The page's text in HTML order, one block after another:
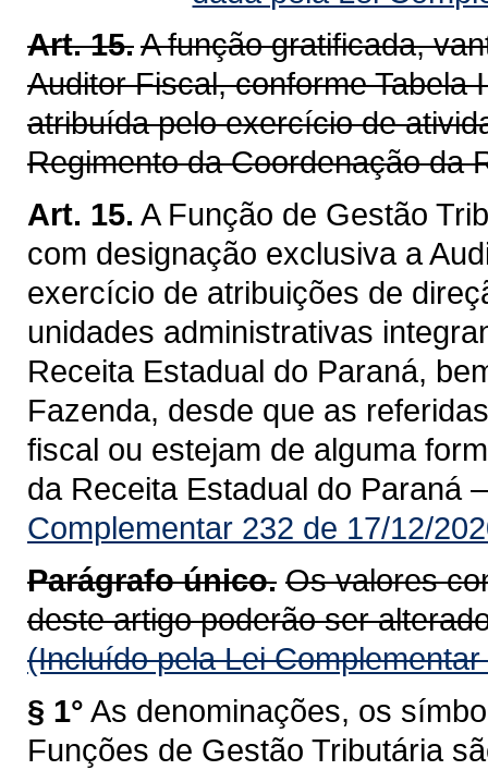
Art. 15.A função gratificada,
Auditor Fiscal, conforme Tabela
atribuída pelo exercício de
Regimento da Coordenação da
Art. 15. A Função de Gestão
com designação exclusiva a
exercício de atribuições de
unidades administrativas
Receita Estadual do Paraná,
Fazenda, desde que as
fiscal ou estejam de alguma
da Receita Estadual do Paraná
Complementar 232 de 17/12/
Parágrafo único. Os valores
deste artigo poderão ser
(Incluído pela Lei
§ 1° As denominações, os
Funções de Gestão Tributária